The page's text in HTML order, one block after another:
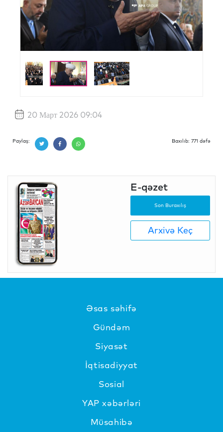
20 Март 2026 09:04
Paylaş: Baxılıb: 771 dəfə
E-qəzet
Son Buraxılış
Arxivə Keç
Əsas səhifə
Gündəm
Siyasət
İqtisadiyyat
Sosial
YAP xəbərləri
Müsahibə